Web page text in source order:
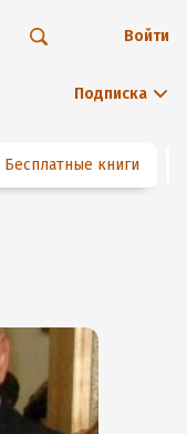
Подписка
Войти
Бесплатные книги